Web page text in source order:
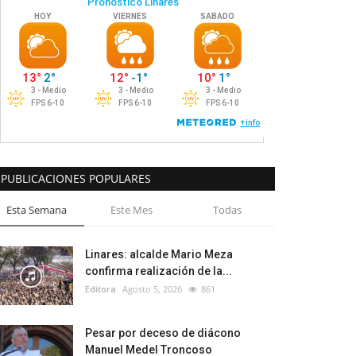
PUBLICACIONES POPULARES
Esta Semana Este Mes Todas
Linares: alcalde Mario Meza
confirma realización de la...
Editora Agosto 5, 2026 861
Pesar por deceso de diácono
Manuel Medel Troncoso